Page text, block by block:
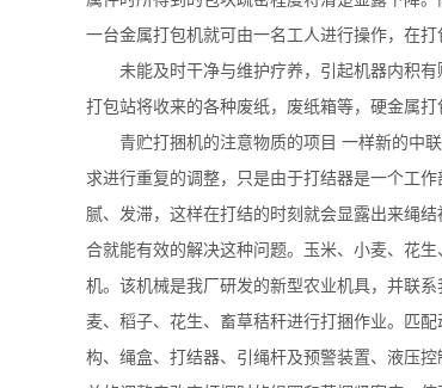
一台金属打包机就可由一名工人进行操作，在
未能及时干净与维护疗养，引起机器内积
打包站将收来的各种废纸，废纸箱等，硬金属
青贮打捆机的注意物质的项目 一样新的中
求进行重复的调整，只是由于打结器是一个工
腻、发滞，这样在打结的时刻就会显露出来绳
合就能有效的解决这种问题。玉米、小麦、花
机。该机械是我厂研发的新型农业机具，并联
麦、稻子、花生、畜草秸秆进行打捆作业。匹
构、绳盒、打结器、引绳杆及预警装置、液压